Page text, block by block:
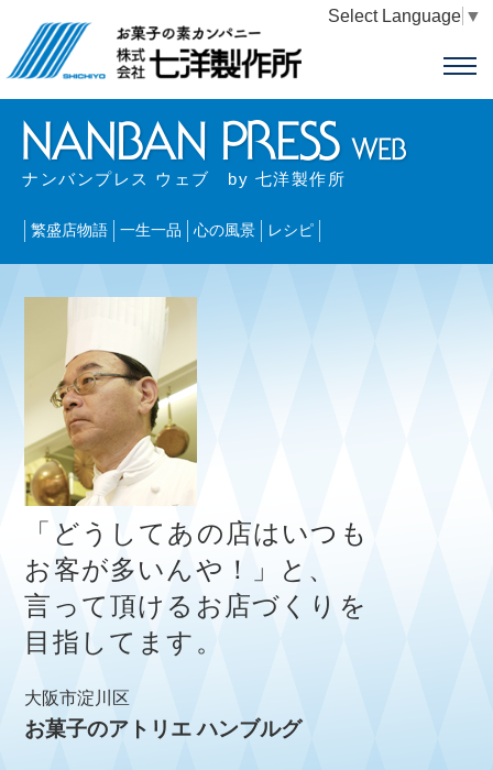
Select Language ▼
ナンバンプレス ウェブ by 七洋製作所
繁盛店物語 一生一品 心の風景 レシピ
「どうしてあの店はいつも
お客が多いんや！」と、
言って頂けるお店づくりを
目指してます。
大阪市淀川区
お菓子のアトリエ ハンブルグ